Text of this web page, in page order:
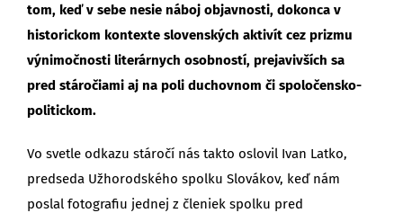
tom, keď v sebe nesie náboj objavnosti, dokonca v
historickom kontexte slovenských aktivít cez prizmu
výnimočnosti literárnych osobností, prejavivších sa
pred stáročiami aj na poli duchovnom či spoločensko-
politickom.
Vo svetle odkazu stáročí nás takto oslovil Ivan Latko,
predseda Užhorodského spolku Slovákov, keď nám
poslal fotografiu jednej z členiek spolku pred